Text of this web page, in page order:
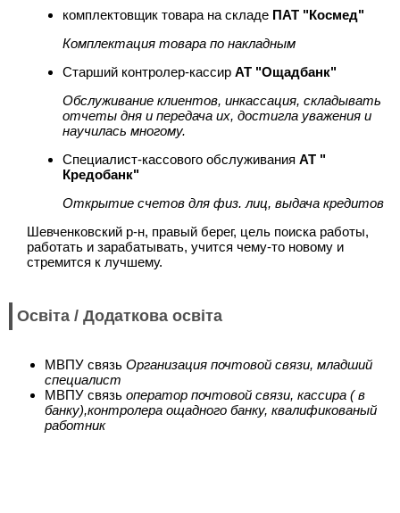
комплектовщик товара на складе ПАТ "Космед"
Комплектация товара по накладным
Старший контролер-кассир АТ "Ощадбанк"
Обслуживание клиентов, инкассация, складывать
отчеты дня и передача их, достигла уважения и
научилась многому.
Специалист-кассового обслуживания АТ "
Кредобанк"
Открытие счетов для физ. лиц, выдача кредитов
Шевченковский р-н, правый берег, цель поиска работы,
работать и зарабатывать, учится чему-то новому и
стремится к лучшему.
Освіта / Додаткова освіта
МВПУ связь Организация почтовой связи, младший
специалист
МВПУ связь оператор почтовой связи, кассира ( в
банку),контролера ощадного банку, квалификованый
работник